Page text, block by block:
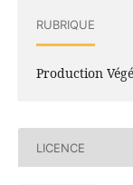
RUBRIQUE
Production
LICENCE